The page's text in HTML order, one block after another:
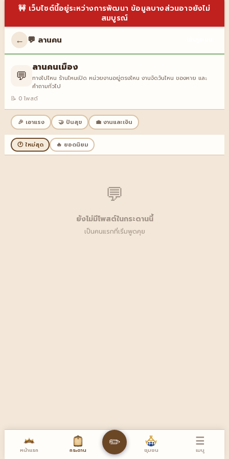
🚧 เว็บไซต์นี้อยู่ระหว่างการพัฒนา ข้อมูลบางส่วนอาจยังไม่
สมบูรณ์
← 💬 ลานคน
💬
ลานคนเมือง
ทางไปไหน ร้านไหนเปิด หน่วยงานอยู่ตรงไหน งานจัดวันไหน ของหาย และ
คำถามทั่วไป
📝 0 โพสต์
🎉 เอาแรง 🤝 ปันสุข 💼 งานและเงิน
🕐 ใหม่สุด 🔥 ยอดนิยม
💬
ยังไม่มีโพสต์ในกระดานนี้
เป็นคนแรกที่เริ่มพูดคุย
หน้าแรก กระดาน ✏️ ชุมชน
☰
เมนู